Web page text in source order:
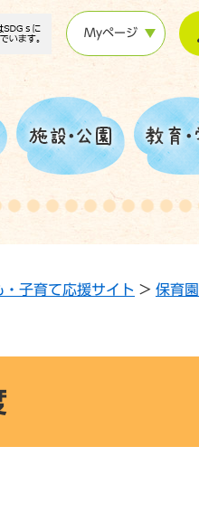
Myページ
・子育て応援サイト > 保育